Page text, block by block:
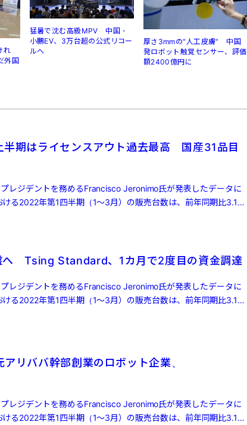
れ
外国
猛暑で沈む高級MPV 中国・
小鵬EV、3万台超の公式リコー
ルへ
厚さ3mmの"人工皮膚" 中国
発ロボット触覚センサー、評価
額2400億円に
期はライセンスアウト過去最高 国産31品目
レジデントを務めるFrancisco Jeronimo氏が発表したデータに
る2022年第1四半期（1～3月）の販売台数は、前年同期比3.1%
へ Tsing Standard、1カ月で2度目の資金調達
レジデントを務めるFrancisco Jeronimo氏が発表したデータに
る2022年第1四半期（1～3月）の販売台数は、前年同期比3.1%
レジデントを務めるFrancisco Jeronimo氏が発表したデータに
る2022年第1四半期（1～3月）の販売台数は、前年同期比3.1%